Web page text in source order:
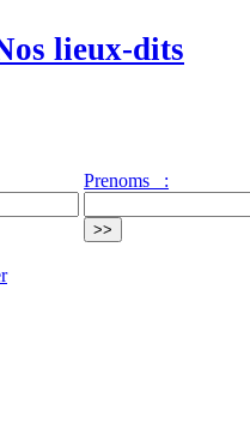
lieux-dits
Prenoms :